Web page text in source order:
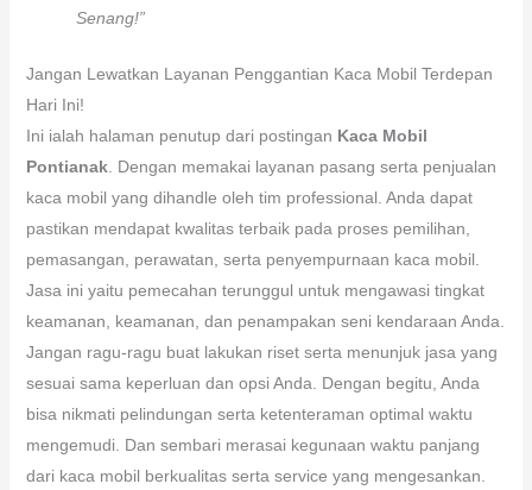
Senang!”
Jangan Lewatkan Layanan Penggantian Kaca Mobil Terdepan
Hari Ini!
Ini ialah halaman penutup dari postingan Kaca Mobil
Pontianak. Dengan memakai layanan pasang serta penjualan
kaca mobil yang dihandle oleh tim professional. Anda dapat
pastikan mendapat kwalitas terbaik pada proses pemilihan,
pemasangan, perawatan, serta penyempurnaan kaca mobil.
Jasa ini yaitu pemecahan terunggul untuk mengawasi tingkat
keamanan, keamanan, dan penampakan seni kendaraan Anda.
Jangan ragu-ragu buat lakukan riset serta menunjuk jasa yang
sesuai sama keperluan dan opsi Anda. Dengan begitu, Anda
bisa nikmati pelindungan serta ketenteraman optimal waktu
mengemudi. Dan sembari merasai kegunaan waktu panjang
dari kaca mobil berkualitas serta service yang mengesankan.